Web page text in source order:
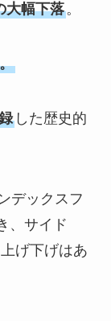
大幅下落。
した歴史的
デックスフ
、サイド
げ下げはあ